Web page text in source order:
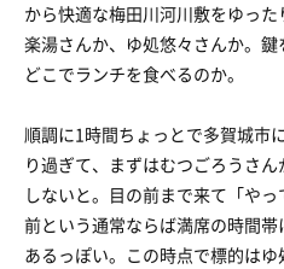
から快適な梅田川河川敷をゆっ
楽湯さんか、ゆ処悠々さんか。鍵
どこでランチを食べるのか。
順調に1時間ちょっとで多賀城市
り過ぎて、まずはむつごろうさ
しないと。目の前まで来て「や
前という通常ならば満席の時間
あるっぽい。この時点で標的は